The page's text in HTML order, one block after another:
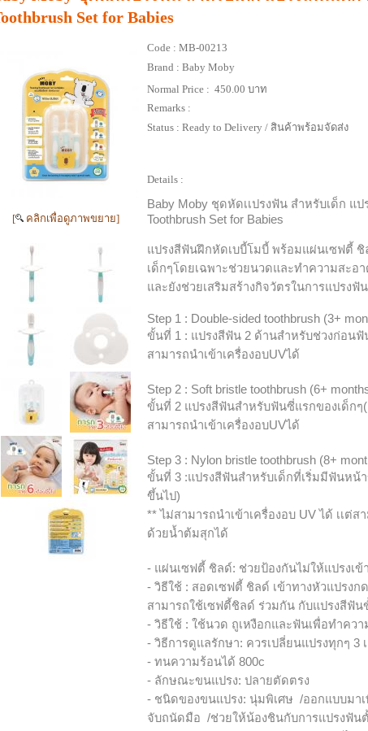
Set for Babies
[ คลิกเพื่อดูภาพขยาย]
Code : MB-00213
Brand : Baby Moby
Normal Price : 450.00 บาท
Remarks :
Status : Ready to Delivery / สินค้าพร้อมจัดส่ง
Details :
Baby Moby ชุดหัดเเปรงฟัน สำหรับเด็ก แป
Toothbrush Set for Babies
แปรงสีฟันฝึกหัดเบบี้โมบี้ พร้อมแผ่นเซฟตี้
เด็กๆโดยเฉพาะช่วยนวดและทำความสะอ
และยังช่วยเสริมสร้างกิจวัตรในการแปรงฟั
Step 1 : Double-sided toothbrush (3+
ขั้นที่ 1 : แปรงสีฟัน 2 ด้านสำหรับช่วงก่อนฟั
สามารถนำเข้าเครื่องอบUVได้
Step 2 : Soft bristle toothbrush (6+
ขั้นที่ 2 แปรงสีฟันสำหรับฟันซี่แรกของเด็กๆ
สามารถนำเข้าเครื่องอบUVได้
Step 3 : Nylon bristle toothbrush (8+
ขั้นที่ 3 :แปรงสีฟันสำหรับเด็กที่เริ่มมีฟันหน้
ขึ้นไป)
** ไม่สามารถนำเข้าเครื่องอบ UV ได้ เเต่
ด้วยน้ำต้มสุกได้
- แผ่นเซฟตี้ ชิลด์: ช่วยป้องกันไม่ให้แปรงเข้
-วิธีใช้ : สอดเซฟตี้ ชิลด์ เข้าทางหัวแปรงก
สามารถใช้เซฟตี้ชิลด์ ร่วมกัน กับแปรงสีฟัน
-วิธีใช้ : ใช้นวด ถูเหงือกและฟันเพื่อทำควา
-วิธีการดูแลรักษา: ควรเปลี่ยนแปรงทุกๆ 3
-ทนความร้อนได้ 800c
- ลักษณะขนแปรง: ปลายตัดตรง
- ชนิดของขนแปรง: นุ่มพิเศษ /ออกแบบมา
จับถนัดมือ /ช่วยให้น้องชินกับการแปรงฟันตั้